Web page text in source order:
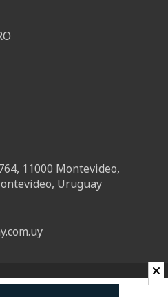
11000 Montevideo,
Uruguay
los derechos reservados.